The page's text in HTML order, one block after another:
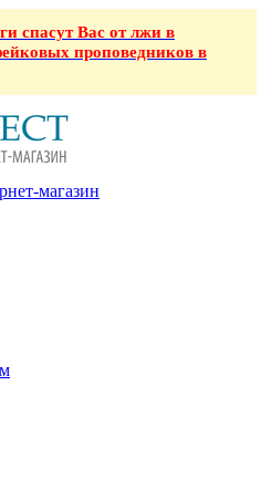
спасут Вас от лжи в
проповедников в
магазин